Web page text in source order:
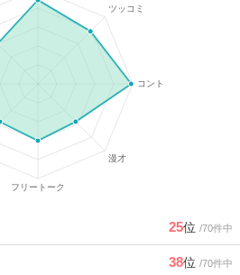
25位 /70件中
38位 /70件中